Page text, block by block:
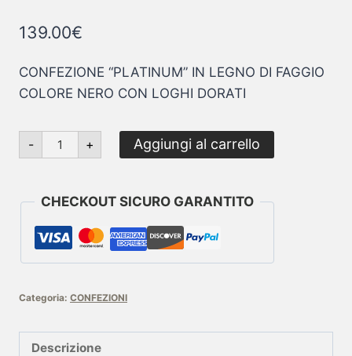
139.00€
CONFEZIONE “PLATINUM” IN LEGNO DI FAGGIO
COLORE NERO CON LOGHI DORATI
- + Aggiungi al carrello
CHECKOUT SICURO GARANTITO
Categoria: CONFEZIONI
Descrizione